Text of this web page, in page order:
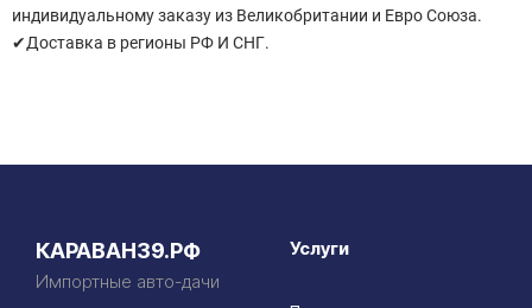
индивидуальному заказу из Великобритании и Евро Союза.
✔Доставка в регионы РФ И СНГ.
КАРАВАН39.РФ
Импортные авто-дачи
Услуги